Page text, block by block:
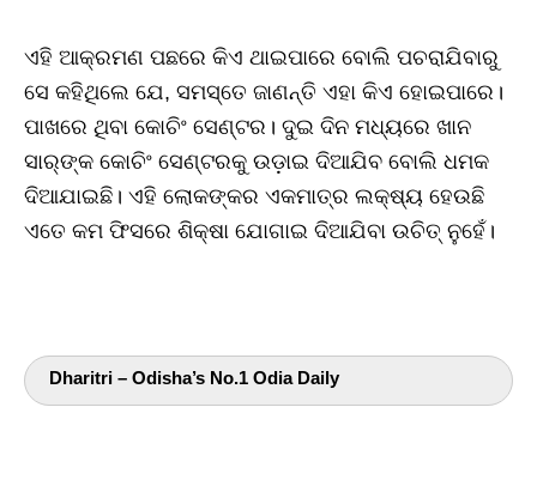
ଏହି ଆକ୍ରମଣ ପଛରେ କିଏ ଥାଇପାରେ ବୋଲି ପଚରାଯିବାରୁ
ସେ କହିଥିଲେ ଯେ, ସମସ୍ତେ ଜାଣନ୍ତି ଏହା କିଏ ହୋଇପାରେ।
ପାଖରେ ଥିବା କୋଚିଂ ସେଣ୍ଟର। ଦୁଇ ଦିନ ମଧ୍ୟରେ ଖାନ
ସାର୍‌ଙ୍କ କୋଚିଂ ସେଣ୍ଟରକୁ ଉଡ଼ାଇ ଦିଆଯିବ ବୋଲି ଧମକ
ଦିଆଯାଇଛି। ଏହି ଲୋକଙ୍କର ଏକମାତ୍ର ଲକ୍ଷ୍ୟ ହେଉଛି
ଏତେ କମ ଫିସରେ ଶିକ୍ଷା ଯୋଗାଇ ଦିଆଯିବା ଉଚିତ୍‌ ନୁହେଁ।
Dharitri – Odisha’s No.1 Odia Daily